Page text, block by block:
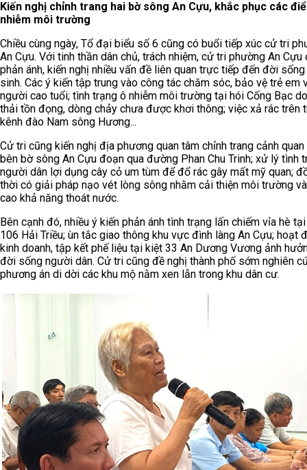
Kiến nghị chỉnh trang hai bờ sông An Cựu, khắc phục các
nhiễm môi trường
Chiều cùng ngày, Tổ đại biểu số 6 cũng có buổi tiếp xúc cử tri
An Cựu. Với tinh thần dân chủ, trách nhiệm, cử tri phường An Cựu
phản ánh, kiến nghị nhiều vấn đề liên quan trực tiếp đến đời sống
sinh. Các ý kiến tập trung vào công tác chăm sóc, bảo vệ trẻ em
người cao tuổi; tình trạng ô nhiễm môi trường tại hói Cống Bạc
thải tồn đọng, dòng chảy chưa được khơi thông; việc xả rác trên
kênh đào Nam sông Hương...
Cử tri cũng kiến nghị địa phương quan tâm chỉnh trang cảnh quan
bên bờ sông An Cựu đoạn qua đường Phan Chu Trinh; xử lý tình
người dân lợi dụng cây cỏ um tùm để đổ rác gây mất mỹ quan;
thời có giải pháp nạo vét lòng sông nhằm cải thiện môi trường
cao khả năng thoát nước.
Bên cạnh đó, nhiều ý kiến phản ánh tình trạng lấn chiếm vỉa hè
106 Hải Triều; ùn tắc giao thông khu vực đình làng An Cựu; hoạt
kinh doanh, tập kết phế liệu tại kiệt 33 An Dương Vương ảnh
đời sống người dân. Cử tri cũng đề nghị thành phố sớm nghiên
phương án di dời các khu mộ nằm xen lẫn trong khu dân cư.